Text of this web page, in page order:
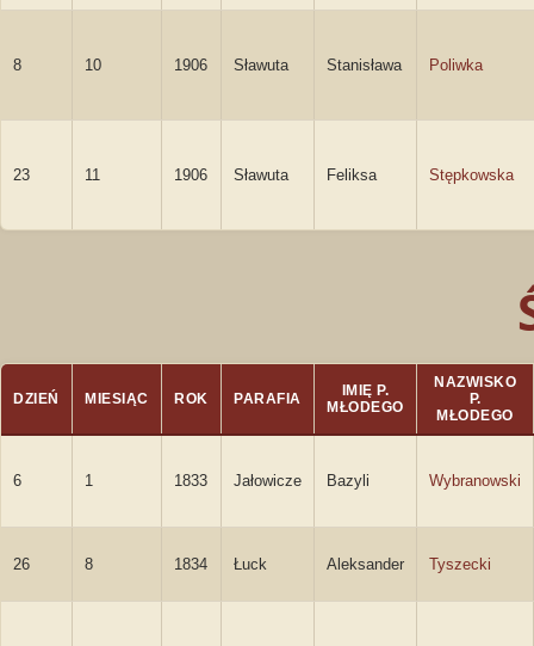
8 10 1906 Sławuta Stanisława Poliwka
23 11 1906 Sławuta Feliksa Stępkowska
DZIEŃ MIESIĄC ROK PARAFIA
IMIĘ P.
MŁODEGO
NAZWISKO
P.
MŁODEGO
6 1 1833 Jałowicze Bazyli Wybranowski
26 8 1834 Łuck Aleksander Tyszecki